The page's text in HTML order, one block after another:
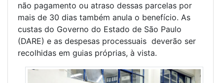
não pagamento ou atraso dessas parcelas por
mais de 30 dias também anula o benefício. As
custas do Governo do Estado de São Paulo
(DARE) e as despesas processuais deverão ser
recolhidas em guias próprias, à vista.